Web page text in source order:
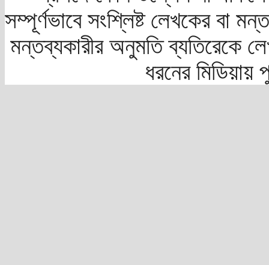
সম্পূর্ণভাবে সংশ্লিষ্ট লেখকের বা
মন্তব্যকারীর অনুমতি ব্যতিরেকে
ধরনের মিডিয়ায়